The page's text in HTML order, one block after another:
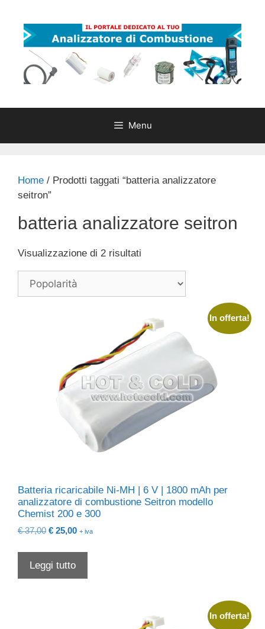
contenuto
Menu
Home / Prodotti taggati “batteria analizzatore
seitron”
batteria analizzatore seitron
Visualizzazione di 2 risultati
In offerta!
Batteria ricaricabile Ni-MH | 6 V | 1800 mAh per
analizzatore di combustione Seitron modello
Chemist 200 e 300
€37,00 Il
originale
era:
€ 37,00.
€ 25,00Il
attuale
€ 25,00.
+ iva
Leggi tutto
In offerta!